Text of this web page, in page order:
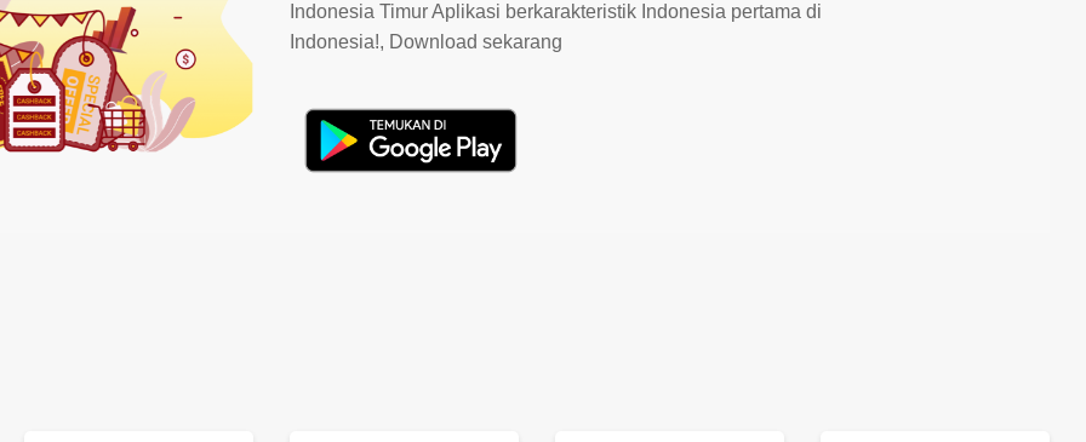
Indonesia Timur Aplikasi berkarakteristik Indonesia pertama di
Indonesia!, Download sekarang